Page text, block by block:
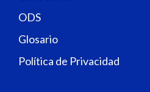
e
d
b
ODS
Glosario
Política de Privacidad